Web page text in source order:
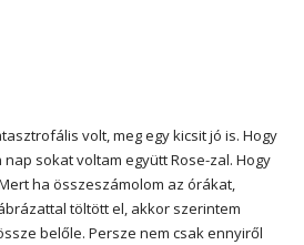
volt, meg egy kicsit jó is. Hogy
sokat voltam együtt Rose-zal. Hogy
ha összeszámolom az órákat,
töltött el, akkor szerintem
belőle. Persze nem csak ennyiről